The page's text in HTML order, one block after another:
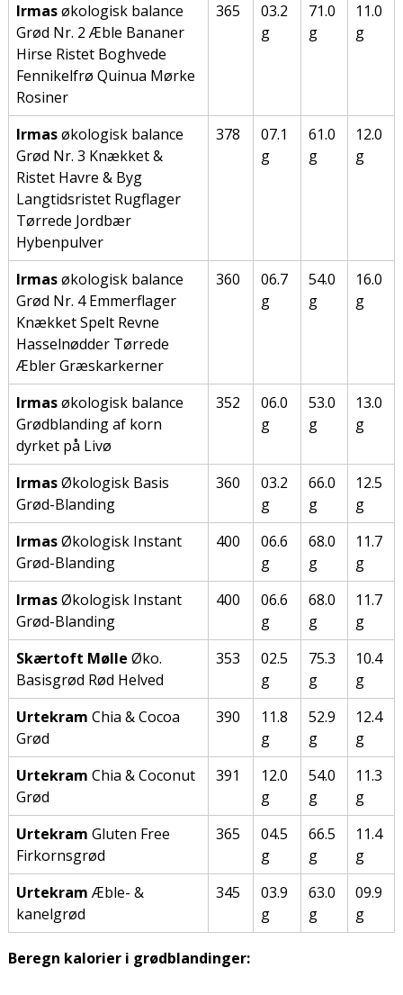
Irmasøkologisk balance
Grød Nr. 2 Æble Bananer
Hirse Ristet Boghvede
Fennikelfrø Quinua Mørke
Rosiner
365
03.2
g
71.0
g
11.0
g
Irmasøkologisk balance
Grød Nr. 3 Knækket &
Ristet Havre & Byg
Langtidsristet Rugflager
Tørrede Jordbær
Hybenpulver
378
07.1
g
61.0
g
12.0
g
Irmasøkologisk balance
Grød Nr. 4 Emmerflager
Knækket Spelt Revne
Hasselnødder Tørrede
Æbler Græskarkerner
360
06.7
g
54.0
g
16.0
g
Irmasøkologisk balance
Grødblanding af korn
dyrket på Livø
352
06.0
g
53.0
g
13.0
g
IrmasØkologisk Basis
Grød-Blanding
360
03.2
g
66.0
g
12.5
g
IrmasØkologisk Instant
Grød-Blanding
400
06.6
g
68.0
g
11.7
g
IrmasØkologisk Instant
Grød-Blanding
400
06.6
g
68.0
g
11.7
g
Skærtoft Mølle Øko.
Basisgrød Rød Helved
353
02.5
g
75.3
g
10.4
g
Urtekram Chia & Cocoa
Grød
390
11.8
g
52.9
g
12.4
g
Urtekram Chia & Coconut
Grød
391
12.0
g
54.0
g
11.3
g
Urtekram Gluten Free
Firkornsgrød
365
04.5
g
66.5
g
11.4
g
UrtekramÆble- &
kanelgrød
345
03.9
g
63.0
g
09.9
g
Beregn kalorier i grødblandinger: